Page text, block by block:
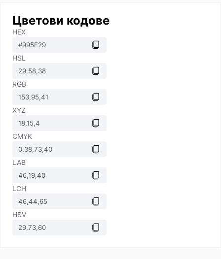
Цветови кодове
HEX
HSL
RGB
XYZ
CMYK
LAB
LCH
HSV